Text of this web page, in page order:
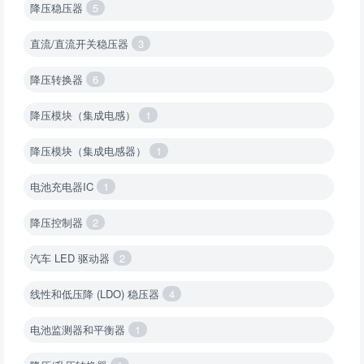
降压稳压器 5
直流/直流开关稳压器 3
降压转换器 6
降压模块（集成电感） 1
降压模块（集成电感器） 1
电池充电器IC 1
降压控制器 2
汽车 LED 驱动器 2
线性和低压降 (LDO) 稳压器 4
电池监测器和平衡器 1